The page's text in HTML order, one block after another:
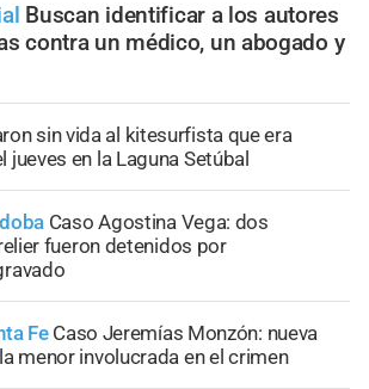
Buscan identificar a los autores
contra un médico, un abogado y
sin vida al kitesurfista que era
en la Laguna Setúbal
Caso Agostina Vega: dos
fueron detenidos por
Fe Caso Jeremías Monzón: nueva
menor involucrada en el crimen